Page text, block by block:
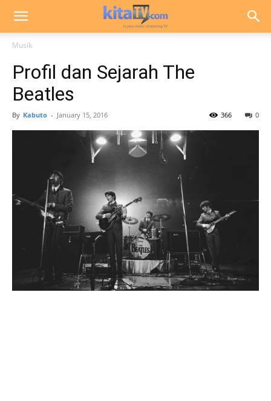
Musik
Profil dan Sejarah The
Beatles
By Kabuto - January 15, 2016 0
366